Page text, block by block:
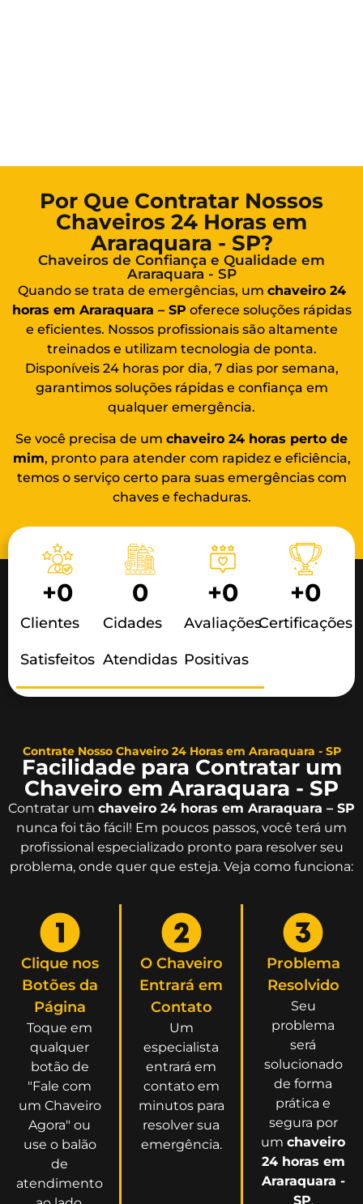
Por Que Contratar Nossos
Chaveiros 24 Horas em
Araraquara - SP?
Chaveiros de Confiança e Qualidade em
Araraquara - SP
Quando se trata de emergências, um chaveiro 24
horas em Araraquara – SP oferece soluções rápidas
e eficientes. Nossos profissionais são altamente
treinados e utilizam tecnologia de ponta.
Disponíveis 24 horas por dia, 7 dias por semana,
garantimos soluções rápidas e confiança em
qualquer emergência.
Se você precisa de um chaveiro 24 horas perto de
mim, pronto para atender com rapidez e eficiência,
temos o serviço certo para suas emergências com
chaves e fechaduras.
Clientes
Satisfeitos
+0
Cidades
Atendidas
0
Avaliações
Positivas
+0
Certificações
+0
Contrate Nosso Chaveiro 24 Horas em Araraquara - SP
Facilidade para Contratar um
Chaveiro em Araraquara - SP
Contratar um chaveiro 24 horas em Araraquara – SP
nunca foi tão fácil! Em poucos passos, você terá um
profissional especializado pronto para resolver seu
problema, onde quer que esteja. Veja como funciona:
Clique nos
Botões da
Página
Toque em
qualquer
botão de
"Fale com
um Chaveiro
Agora" ou
use o balão
de
atendimento
O Chaveiro
Entrará em
Contato
Um
especialista
entrará em
contato em
minutos para
resolver sua
emergência.
Problema
Resolvido
Seu
problema
será
solucionado
de forma
prática e
segura por
umchaveiro
24 horas em
Araraquara -
SP.